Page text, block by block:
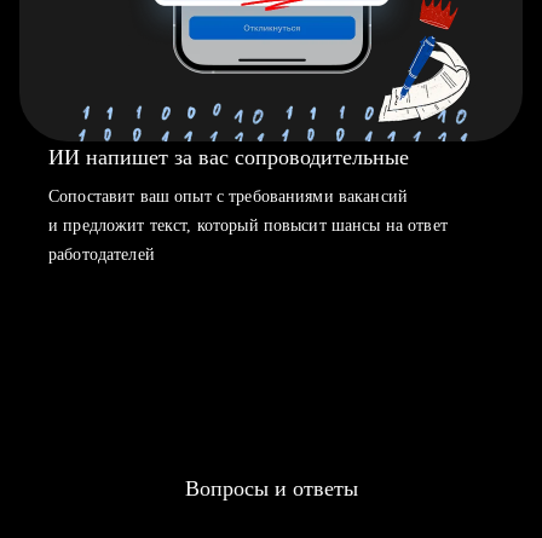
ИИ напишет за вас сопроводительные
Сопоставит ваш опыт с требованиями вакансий
и предложит текст, который повысит шансы на ответ
работодателей
Вопросы и ответы